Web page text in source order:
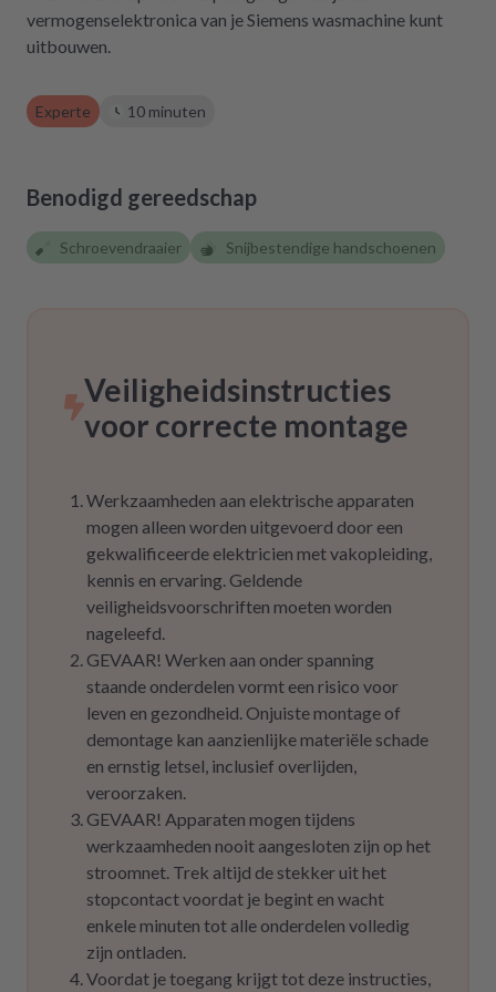
dass es diese Möglichkeit gibt! Werden wir
vermogenselektronica van je Siemens wasmachine kunt
uitbouwen.
Experte 10 minuten
Benodigd gereedschap
Schroevendraaier Snijbestendige handschoenen
Veiligheidsinstructies
voor correcte montage
Werkzaamheden aan elektrische apparaten
mogen alleen worden uitgevoerd door een
gekwalificeerde elektricien met vakopleiding,
kennis en ervaring. Geldende
veiligheidsvoorschriften moeten worden
nageleefd.
GEVAAR! Werken aan onder spanning
staande onderdelen vormt een risico voor
leven en gezondheid. Onjuiste montage of
demontage kan aanzienlijke materiële schade
en ernstig letsel, inclusief overlijden,
veroorzaken.
GEVAAR! Apparaten mogen tijdens
werkzaamheden nooit aangesloten zijn op het
stroomnet. Trek altijd de stekker uit het
stopcontact voordat je begint en wacht
enkele minuten tot alle onderdelen volledig
zijn ontladen.
Voordat je toegang krijgt tot deze instructies,